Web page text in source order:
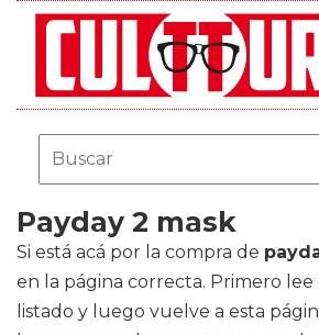
Payday 2 mask
Si está acá por la compra de
en la página correcta. Primero lee
listado y luego vuelve a esta